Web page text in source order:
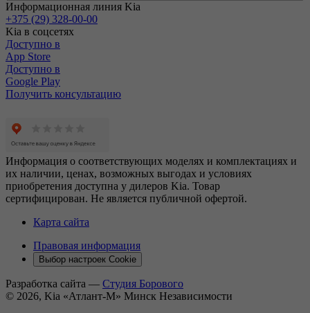
Информационная линия Kia
+375 (29) 328-00-00
Kia в соцсетях
Доступно в
App Store
Доступно в
Google Play
Получить консультацию
Информация о соответствующих моделях и комплектациях и
их наличии, ценах, возможных выгодах и условиях
приобретения доступна у дилеров Kia. Товар
сертифицирован. Не является публичной офертой.
Карта сайта
Правовая информация
Выбор настроек Cookie
Разработка сайта — Студия Борового
© 2026, Kia «Атлант-М» Минск Независимости